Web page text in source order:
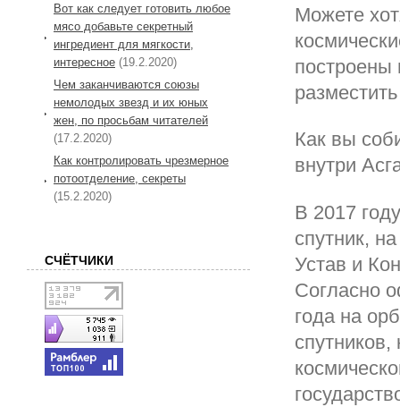
Можете
построены
Как вы
внутри
В 2017
спутник,
Устав и
Согласно
года на
Вот как следует готовить любое
мясо добавьте секретный
ингредиент для мягкости,
интересное (19.2.2020)
Чем заканчиваются союзы
немолодых звезд и их юных
жен, по просьбам читателей
(17.2.2020)
Как контролировать чрезмерное
потоотделение, секреты
(15.2.2020)
СЧЁТЧИКИ